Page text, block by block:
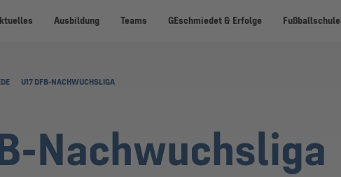
Ausbildung Teams GEschmiedet & Erfolge Fußballschule
U17 DFB-NACHWUCHSLIGA
Nachwuchsliga